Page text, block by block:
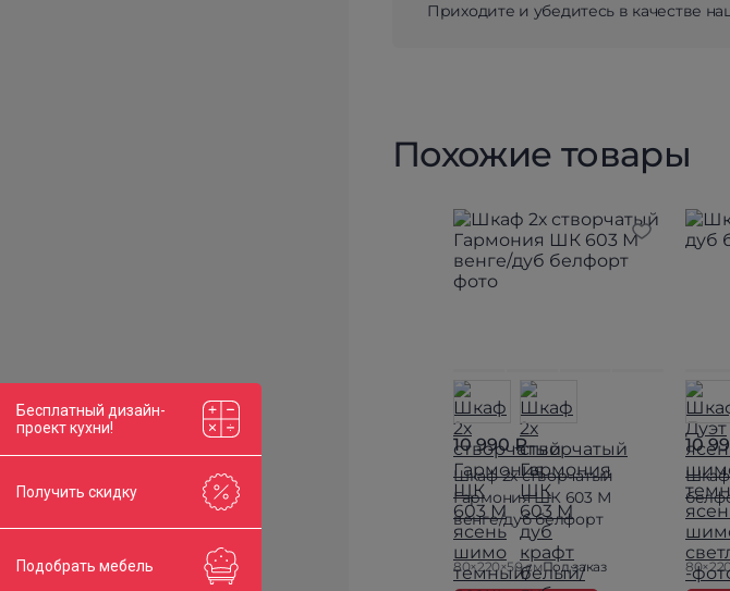
Приходите и убедитесь в качестве
Похожие товары
10 990 ₽
Шкаф 2х створчатый
Гармония ШК 603 М
венге/дуб белфорт
80×220×50 смПод заказ
10
Шкаф
Бесплатный дизайн-
проект кухни!
Получить скидку
Подобрать мебель